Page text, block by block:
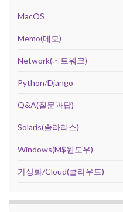
MacOS
Memo(메모)
Network(네트워크)
Python/Django
Q&A(질문과답)
Solaris(솔라리스)
Windows(M$윈도우)
가상화/Cloud(클라우드)